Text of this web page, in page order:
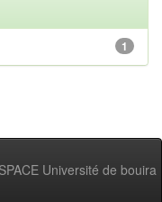
1
Université de bouira